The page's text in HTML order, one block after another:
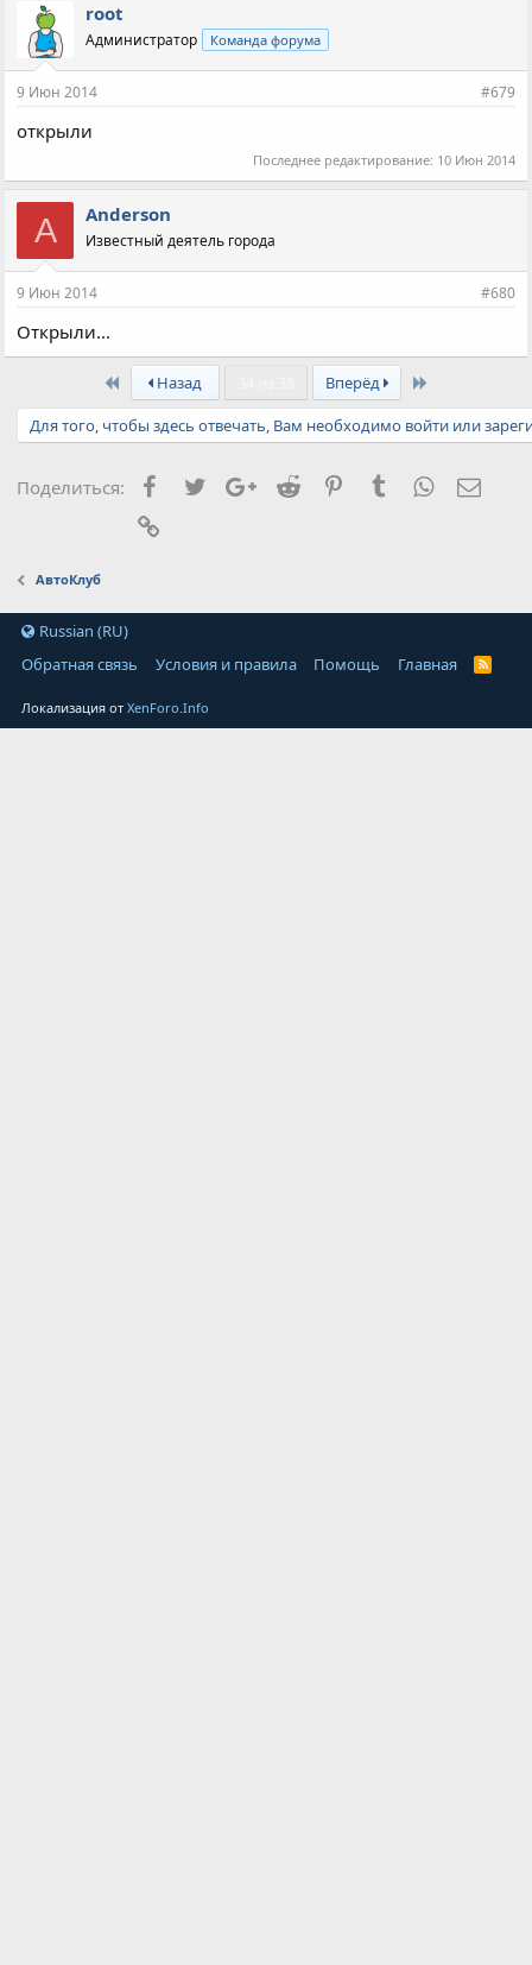
root
Администратор Команда форума
9 Июн 2014 #679
открыли
Последнее редактирование: 10 Июн 2014
A Anderson
Известный деятель города
9 Июн 2014 #680
Открыли...
First Назад Вперёд
Для того, чтобы здесь отвечать, Вам необходимо войти или
Поделиться: Facebook
TwitterGoogle+
Reddit PinterestTumblrWhatsApp
АвтоКлуб
Russian (RU)
Обратная связь
Условия и правила Помощь Главная
Локализация отXenForo.Info